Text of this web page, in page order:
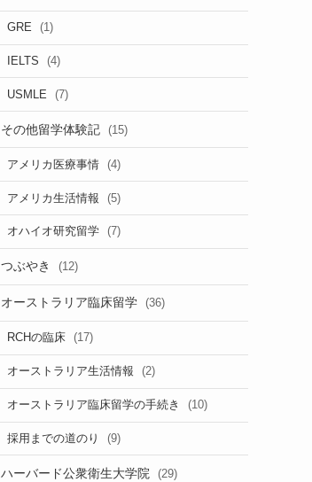
GRE (1)
IELTS (4)
USMLE (7)
その他留学体験記 (15)
アメリカ医療事情 (4)
アメリカ生活情報 (5)
オハイオ研究留学 (7)
つぶやき (12)
オーストラリア臨床留学 (36)
RCHの臨床 (17)
オーストラリア生活情報 (2)
オーストラリア臨床留学の手続き (10)
採用までの道のり (9)
ハーバード公衆衛生大学院 (29)